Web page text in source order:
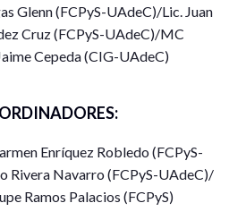
Glenn (FCPyS-UAdeC)/Lic. Juan
Cruz (FCPyS-UAdeC)/MC
Cepeda (CIG-UAdeC)
Enríquez Robledo (FCPyS-
Rivera Navarro (FCPyS-UAdeC)/
Ramos Palacios (FCPyS)